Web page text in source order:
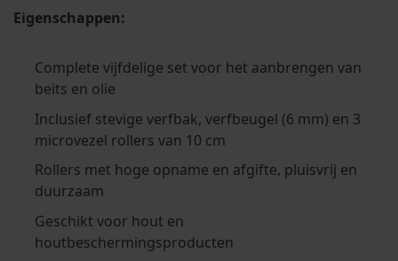
Eigenschappen:
Complete vijfdelige set voor het aanbrengen van
beits en olie
Inclusief stevige verfbak, verfbeugel (6 mm) en 3
microvezel rollers van 10 cm
Rollers met hoge opname en afgifte, pluisvrij en
duurzaam
Geschikt voor hout en
houtbeschermingsproducten